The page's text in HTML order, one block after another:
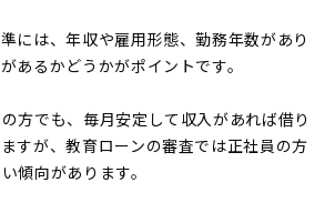
には、年収や雇用形態、勤務年数があり
あるかどうかがポイントです。
方でも、毎月安定して収入があれば借り
すが、教育ローンの審査では正社員の方
傾向があります。